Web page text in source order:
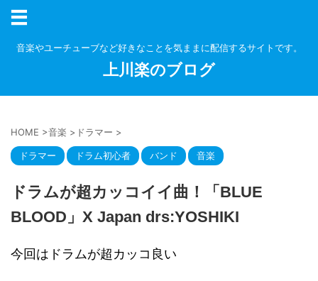
音楽やユーチューブなど好きなことを気ままに配信するサイトです。
上川楽のブログ
HOME >音楽 > ドラマー >
ドラマー ドラム初心者 バンド 音楽
ドラムが超カッコイイ曲！「BLUE
BLOOD」X Japan drs:YOSHIKI
今回はドラムが超カッコ良い